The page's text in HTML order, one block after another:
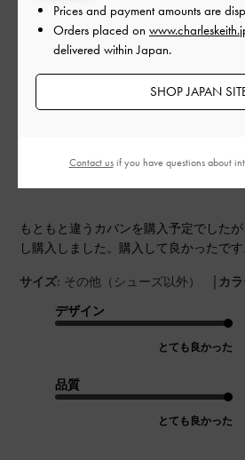
このレビューは役
ご利用者様
買って良かったで
もともと違うカバンを購入予定でした
し購入しました。購入して良かったです
サイズ: その他（シューズ以外） | カ
デザイン
とても良かった
品質
とても良かった
Prices and payment amounts are
Orders placed on
delivered within Japan.
SHOP JAPAN
Contact usif you have questions about